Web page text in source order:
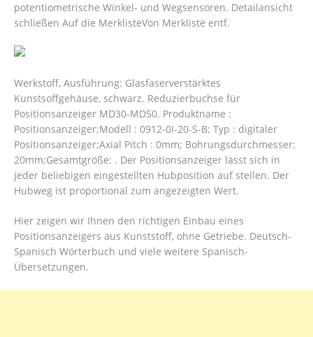
potentiometrische Winkel- und Wegsensoren. Detailansicht
schließen Auf die MerklisteVon Merkliste entf.
Werkstoff, Ausführung: Glasfaserverstärktes
Kunstsoffgehäuse, schwarz. Reduzierbuchse für
Positionsanzeiger MD30-MD50. Produktname :
Positionsanzeiger;Modell : 0912-0I-20-S-B; Typ : digitaler
Positionsanzeiger;Axial Pitch : 0mm; Bohrungsdurchmesser:
20mm;Gesamtgröße: . Der Positionsanzeiger lässt sich in
jeder beliebigen eingestellten Hubposition auf stellen. Der
Hubweg ist proportional zum angezeigten Wert.
Hier zeigen wir Ihnen den richtigen Einbau eines
Positionsanzeigers aus Kunststoff, ohne Getriebe. Deutsch-
Spanisch Wörterbuch und viele weitere Spanisch-
Übersetzungen.